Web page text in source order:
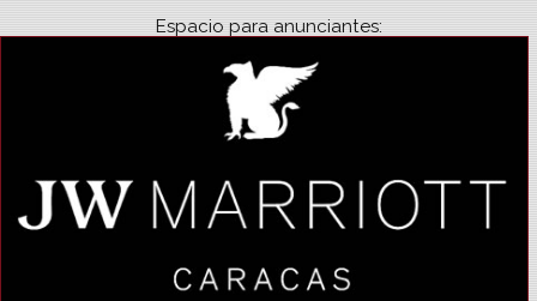
Espacio para anunciantes: